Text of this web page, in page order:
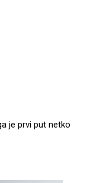
je prvi put netko